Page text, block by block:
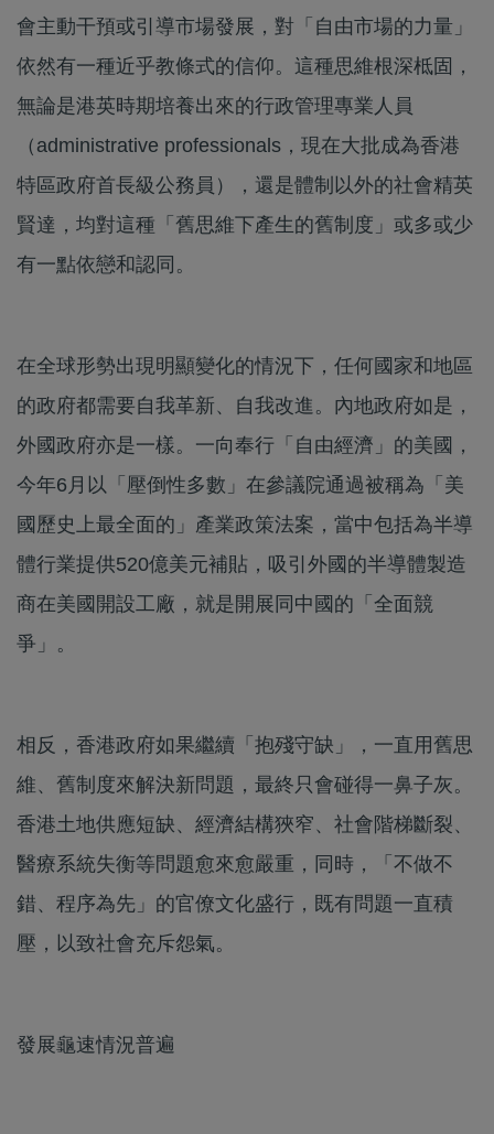
會主動干預或引導市場發展，對「自由市場的力量」
依然有一種近乎教條式的信仰。這種思維根深柢固，
無論是港英時期培養出來的行政管理專業人員
（administrative professionals，現在大批成為香港
特區政府首長級公務員），還是體制以外的社會精英
賢達，均對這種「舊思維下產生的舊制度」或多或少
有一點依戀和認同。
在全球形勢出現明顯變化的情況下，任何國家和地區
的政府都需要自我革新、自我改進。內地政府如是，
外國政府亦是一樣。一向奉行「自由經濟」的美國，
今年6月以「壓倒性多數」在參議院通過被稱為「美
國歷史上最全面的」產業政策法案，當中包括為半導
體行業提供520億美元補貼，吸引外國的半導體製造
商在美國開設工廠，就是開展同中國的「全面競
爭」。
相反，香港政府如果繼續「抱殘守缺」，一直用舊思
維、舊制度來解決新問題，最終只會碰得一鼻子灰。
香港土地供應短缺、經濟結構狹窄、社會階梯斷裂、
醫療系統失衡等問題愈來愈嚴重，同時，「不做不
錯、程序為先」的官僚文化盛行，既有問題一直積
壓，以致社會充斥怨氣。
發展龜速情況普遍